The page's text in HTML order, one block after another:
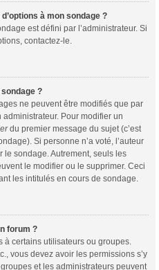
à mon sondage ?
est défini par l’administrateur. Si
contactez-le.
?
ne peuvent être modifiés que par
administrateur. Pour modifier un
du premier message du sujet (c’est
Si personne n’a voté, l’auteur
sondage. Autrement, seuls les
le modifier ou le supprimer. Ceci
les intitulés en cours de sondage.
forum ?
à certains utilisateurs ou groupes.
vous devez avoir les permissions s’y
et les administrateurs peuvent